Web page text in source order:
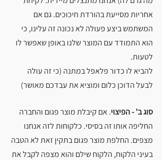
אחריות מסייעת בהורדת חיכוכים. גם אם
המשתמש ביצע פעולה לא נכונה זה עלינו, כי
הוא התמודד עם המוצר שלנו באופן שאפשר לו
לטעות.
להביא לו כדור פלאפל במתנה (כי זה עולה
לבעל הדוכן כלום ומוציא את עבדכם מאושר)
סוג ב' - הפיצוי. אם קיבלת מוצר פגום והחברה
החליפה אותו זה בסיסי. כלקוחות לזה אנחנו
מצפים. החלפת מוצר פגום בתקין זאת לא הטבה
בעיני הלקוח, הלקוח שילם והוא מצפה לקבל את